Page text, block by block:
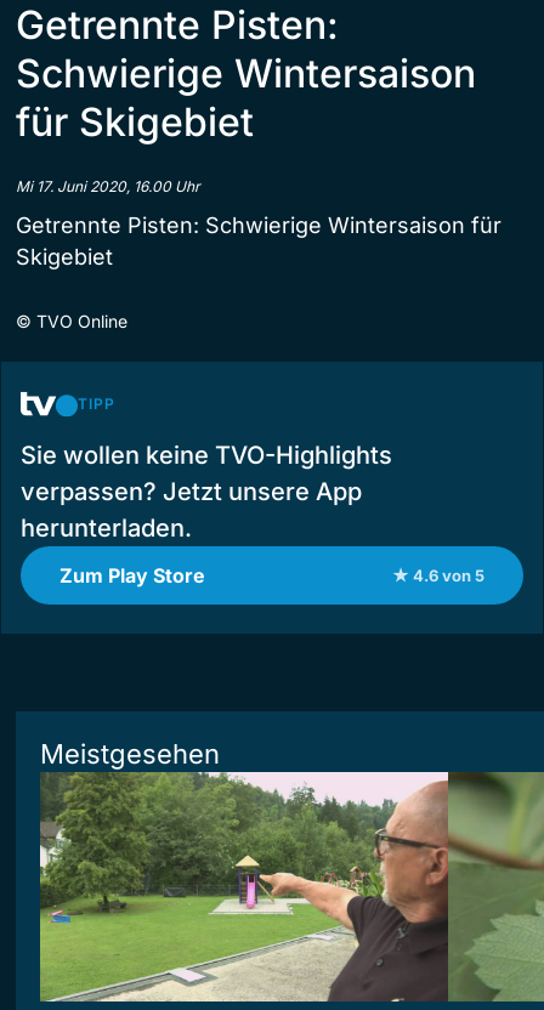
Getrennte Pisten:
Schwierige Wintersaison
für Skigebiet
Mi 17. Juni 2020, 16.00 Uhr
Getrennte Pisten: Schwierige Wintersaison für
Skigebiet
© TVO Online
TIPP
Sie wollen keine TVO-Highlights
verpassen? Jetzt unsere App
herunterladen.
Zum Play Store ★ 4.6 von 5
Meistgesehen